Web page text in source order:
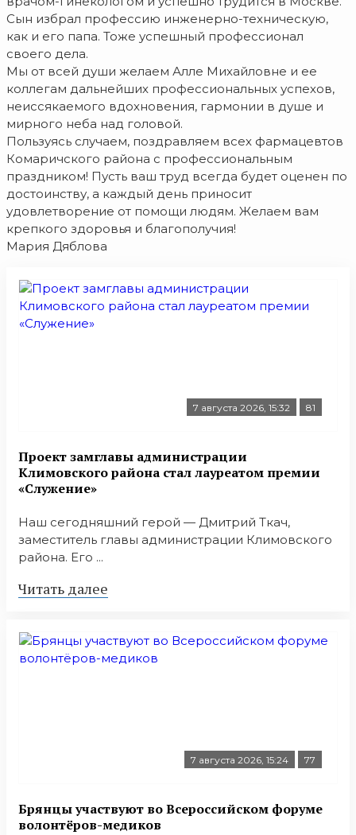
Сын избрал профессию инженерно-техническую,
как и его папа. Тоже успешный профессионал
своего дела.
Мы от всей души желаем Алле Михайловне и ее
коллегам дальнейших профессиональных успехов,
неиссякаемого вдохновения, гармонии в душе и
мирного неба над головой.
Пользуясь случаем, поздравляем всех фармацевтов
Комаричского района с профессиональным
праздником! Пусть ваш труд всегда будет оценен по
достоинству, а каждый день приносит
удовлетворение от помощи людям. Желаем вам
крепкого здоровья и благополучия!
Мария Дяблова
7 августа 2026, 15:32 81
Проект замглавы администрации
Климовского района стал лауреатом премии
«Служение»
Наш сегодняшний герой — Дмитрий Ткач,
заместитель главы администрации Климовского
района. Его ...
Читать далее
7 августа 2026, 15:24 77
Брянцы участвуют во Всероссийском форуме
волонтёров-медиков